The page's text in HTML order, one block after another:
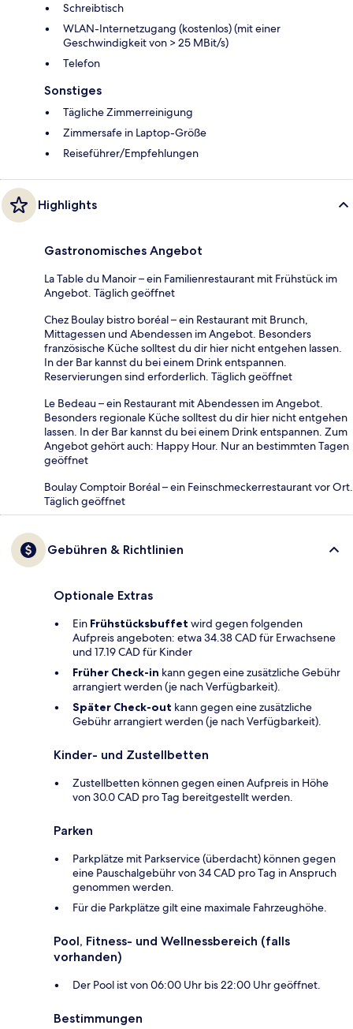
Schreibtisch
WLAN-Internetzugang (kostenlos) (mit einer
Geschwindigkeit von > 25 MBit/s)
Telefon
Sonstiges
Tägliche Zimmerreinigung
Zimmersafe in Laptop-Größe
Reiseführer/Empfehlungen
Highlights
Gastronomisches Angebot
La Table du Manoir – ein Familienrestaurant mit Frühstück im
Angebot. Täglich geöffnet
Chez Boulay bistro boréal – ein Restaurant mit Brunch,
Mittagessen und Abendessen im Angebot. Besonders
französische Küche solltest du dir hier nicht entgehen lassen.
In der Bar kannst du bei einem Drink entspannen.
Reservierungen sind erforderlich. Täglich geöffnet
Le Bedeau – ein Restaurant mit Abendessen im Angebot.
Besonders regionale Küche solltest du dir hier nicht entgehen
lassen. In der Bar kannst du bei einem Drink entspannen. Zum
Angebot gehört auch: Happy Hour. Nur an bestimmten Tagen
geöffnet
Boulay Comptoir Boréal – ein Feinschmeckerrestaurant vor Ort.
Täglich geöffnet
Gebühren & Richtlinien
Optionale Extras
Ein Frühstücksbuffet wird gegen folgenden
Aufpreis angeboten: etwa 34.38 CAD für Erwachsene
und 17.19 CAD für Kinder
Früher Check-in kann gegen eine zusätzliche Gebühr
arrangiert werden (je nach Verfügbarkeit).
Später Check-out kann gegen eine zusätzliche
Gebühr arrangiert werden (je nach Verfügbarkeit).
Kinder- und Zustellbetten
Zustellbetten können gegen einen Aufpreis in Höhe
von 30.0 CAD pro Tag bereitgestellt werden.
Parken
Parkplätze mit Parkservice (überdacht) können gegen
eine Pauschalgebühr von 34 CAD pro Tag in Anspruch
genommen werden.
Für die Parkplätze gilt eine maximale Fahrzeughöhe.
Pool, Fitness- und Wellnessbereich (falls
vorhanden)
Der Pool ist von 06:00 Uhr bis 22:00 Uhr geöffnet.
Bestimmungen